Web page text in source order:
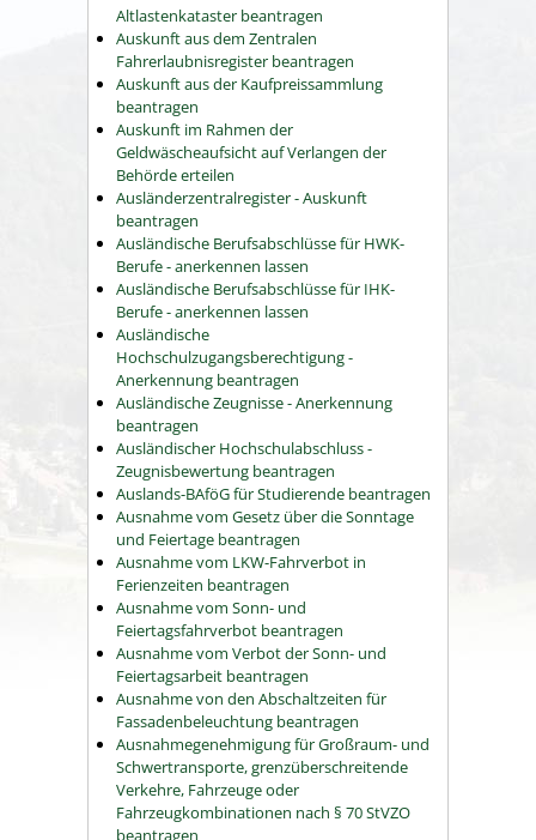
Altlastenkataster beantragen
Auskunft aus dem Zentralen
Fahrerlaubnisregister beantragen
Auskunft aus der Kaufpreissammlung
beantragen
Auskunft im Rahmen der
Geldwäscheaufsicht auf Verlangen der
Behörde erteilen
Ausländerzentralregister - Auskunft
beantragen
Ausländische Berufsabschlüsse für HWK-
Berufe - anerkennen lassen
Ausländische Berufsabschlüsse für IHK-
Berufe - anerkennen lassen
Ausländische
Hochschulzugangsberechtigung -
Anerkennung beantragen
Ausländische Zeugnisse - Anerkennung
beantragen
Ausländischer Hochschulabschluss -
Zeugnisbewertung beantragen
Auslands-BAföG für Studierende beantragen
Ausnahme vom Gesetz über die Sonntage
und Feiertage beantragen
Ausnahme vom LKW-Fahrverbot in
Ferienzeiten beantragen
Ausnahme vom Sonn- und
Feiertagsfahrverbot beantragen
Ausnahme vom Verbot der Sonn- und
Feiertagsarbeit beantragen
Ausnahme von den Abschaltzeiten für
Fassadenbeleuchtung beantragen
Ausnahmegenehmigung für Großraum- und
Schwertransporte, grenzüberschreitende
Verkehre, Fahrzeuge oder
Fahrzeugkombinationen nach § 70 StVZO
beantragen